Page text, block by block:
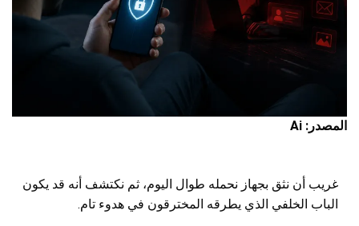
المصدر: Ai
غريب أن نثق بجهاز نحمله طوال اليوم، ثم نكتشف أنه قد يكون
الباب الخلفي الذي يطرقه المخترقون في هدوء تام.